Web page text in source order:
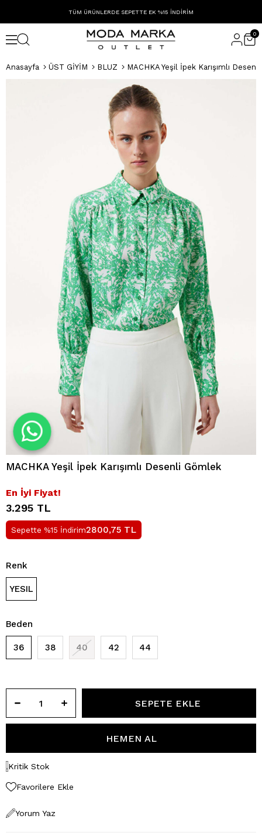
TÜM ÜRÜNLERDE SEPETTE EK %15 İNDİRİM
0
Anasayfa ÜST GİYİM BLUZ MACHKA Yeşil İpek Karışımlı
MACHKA Yeşil İpek Karışımlı Desenli Gömlek
En İyi Fiyat!
3.295 TL
Sepette %15 İndirim2800,75 TL
Renk
YESIL
Beden
36 38 40 42 44
Kritik Stok
Favorilere Ekle
Yorum Yaz